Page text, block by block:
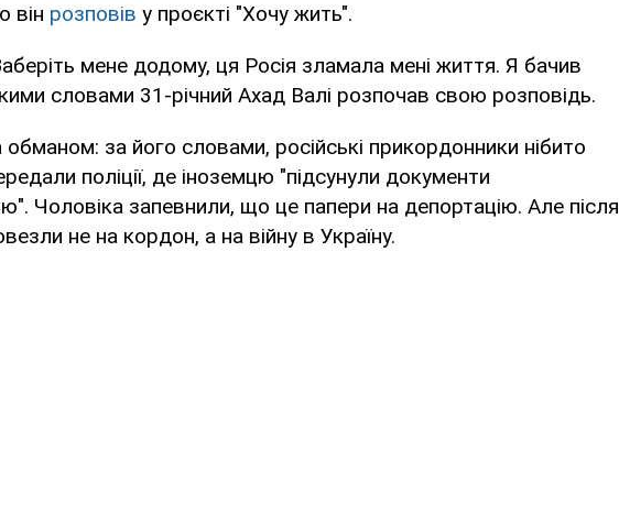
він розповів у проєкті "Хочу жить".
мене додому, ця Росія зламала мені життя. Я бачив
словами 31-річний Ахад Валі розпочав свою розповідь.
за його словами, російські прикордонники нібито
поліції, де іноземцю "підсунули документи
Чоловіка запевнили, що це папери на депортацію. Але після
не на кордон, а на війну в Україну.